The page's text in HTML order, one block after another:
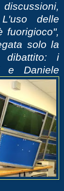
delle
fuorigioco",
solo la
dibattito: i
e Daniele